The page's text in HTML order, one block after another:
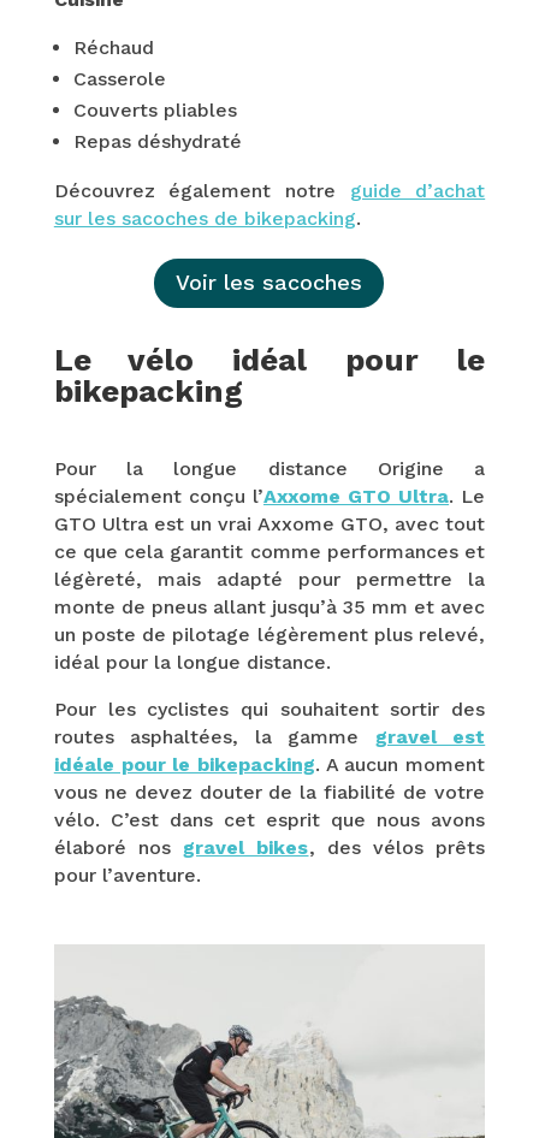
Réchaud
Casserole
Couverts pliables
Repas déshydraté
Découvrez également notre guide d’achat
sur les sacoches de bikepacking.
Voir les sacoches
Le vélo idéal pour le
bikepacking
Pour la longue distance Origine a
spécialement conçu l’Axxome GTO Ultra. Le
GTO Ultra est un vrai Axxome GTO, avec tout
ce que cela garantit comme performances et
légèreté, mais adapté pour permettre la
monte de pneus allant jusqu’à 35 mm et avec
un poste de pilotage légèrement plus relevé,
idéal pour la longue distance.
Pour les cyclistes qui souhaitent sortir des
routes asphaltées, la gamme gravel est
idéale pour le bikepacking. A aucun moment
vous ne devez douter de la fiabilité de votre
vélo. C’est dans cet esprit que nous avons
élaboré nos gravel bikes, des vélos prêts
pour l’aventure.